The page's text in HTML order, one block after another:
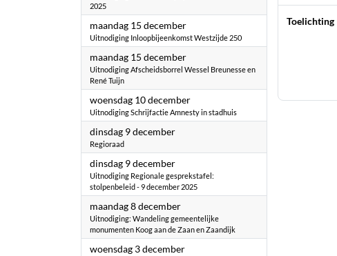
2025
maandag 15 december2025
Uitnodiging Inloopbijeenkomst Westzijde 250
maandag 15 december2025
Uitnodiging Afscheidsborrel Wessel Breunesse en
René Tuijn
woensdag 10 december2025
Uitnodiging Schrijfactie Amnesty in stadhuis
dinsdag 9 december2025
Regioraad
dinsdag 9 december2025
Uitnodiging Regionale gesprekstafel:
stolpenbeleid - 9 december 2025
maandag 8 december2025
Uitnodiging: Wandeling gemeentelijke
monumenten Koog aan de Zaan en Zaandijk
woensdag 3 december2025
Toelichting